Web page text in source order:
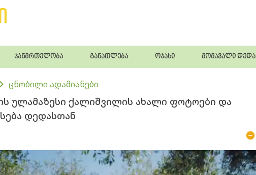
ჯანმრთელობა განათლება ოჯახი მომავალი დედა
ცნობილი ადამიანები
ულამაზესი ქალიშვილის ახალი ფოტოები და
დედასთან